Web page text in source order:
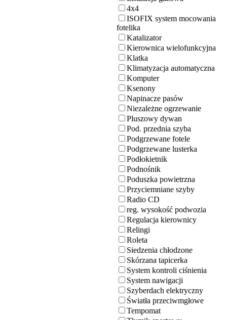
4x4
ISOFIX system mocowania
fotelika
Katalizator
Kierownica wielofunkcyjna
Klatka
Klimatyzacja automatyczna
Komputer
Ksenony
Napinacze pasów
Niezależne ogrzewanie
Pluszowy dywan
Pod. przednia szyba
Podgrzewane fotele
Podgrzewane lusterka
Podłokietnik
Podnośnik
Poduszka powietrzna
Przyciemniane szyby
Radio CD
reg. wysokość podwozia
Regulacja kierownicy
Relingi
Roleta
Siedzenia chłodzone
Skórzana tapicerka
System kontroli ciśnienia
System nawigacji
Szyberdach elektryczny
Światła przeciwmgłowe
Tempomat